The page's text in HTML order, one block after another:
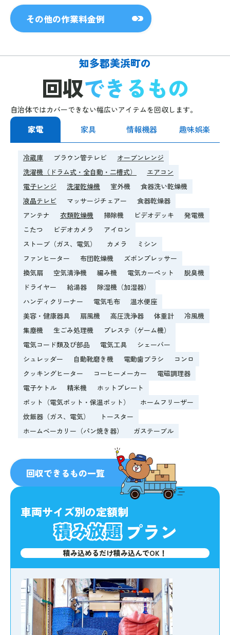
その他の作業料金例
知多郡美浜町の
回収できるもの
自治体ではカバーできない幅広いアイテムを回収します。
家電 家具 情報機器 趣味娯楽
冷蔵庫 ブラウン管テレビ
オーブンレンジ
洗濯機（ドラム式・全自動・二槽式）
エアコン
電子レンジ
洗濯乾燥機 室外機
食器洗い乾燥機
液晶テレビ
マッサージチェアー
食器乾燥器
アンテナ
衣類乾燥機 掃除機 ビデオデッキ
発電機
こたつ
ビデオカメラ
アイロン
ストーブ（ガス、電気）
カメラ
ミシン
ファンヒーター
布団乾燥機
ズボンプレッサー
換気扇
空気清浄機 編み機 電気カーペット
脱臭機
ドライヤー
給湯器
除湿機（加湿器）
ハンディクリーナー
電気毛布
温水便座
美容・健康器具
扇風機 高圧洗浄器 体重計
冷風機
集塵機
生ごみ処理機
プレステ（ゲーム機）
電気コード類及び部品
電気工具
シェーバー
シュレッダー
自動靴磨き機 電動歯ブラシ
コンロ
クッキングヒーター
コーヒーメーカー
電磁調理器
電子ケトル
精米機
ホットプレート
ポット（電気ポット・保温ポット）
ホームフリーザー
炊飯器（ガス、電気）
トースター
ホームベーカリー（パン焼き器）
ガステーブル
回収できるもの一覧
人気
No.1
車両サイズ別の定額制
プラン
積み込めるだけ積み込んでOK！